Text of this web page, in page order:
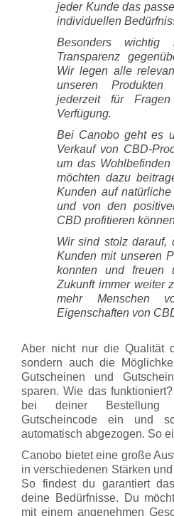
jeder Kunde das
individuellen
Besonders
Transparenz
Wir legen alle
unseren
jederzeit für
Verfügung.
Bei Canobo geht es
Verkauf von CBD-
um das
möchten dazu
Kunden auf
und von den
CBD profitieren
Wir sind stolz darauf,
Kunden mit unseren
konnten und freuen
Zukunft immer weiter
mehr Menschen
Eigenschaften von
Aber nicht nur die Qualität
sondern auch die
Gutscheinen und
sparen. Wie das
bei deiner Bestellung
Gutscheincode ein und
automatisch abgezogen. So
Canobo bietet eine große
in verschiedenen Stärken
So findest du garantiert
deine Bedürfnisse. Du
mit einem angenehmen